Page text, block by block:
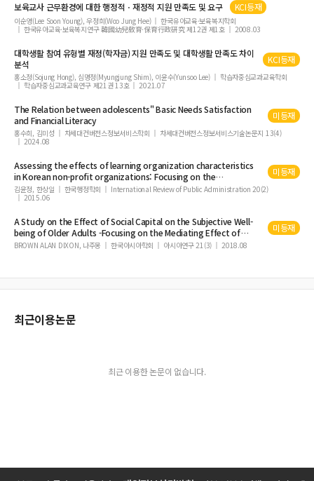
기업특성 및 사외이사 특징이 기업의 부정행위에 미치는 영향
GDP 연계채권과 환리스크 프리미엄
감사인 교체연도의 재무제표 비교가능성
라이브 커머스에서 정보와 왕홍 특성이 소비자의 구매의도에 미치는 영향
Does a Firm s IPO Affect Other Firms in the Same Conglomerate?
사회적 배제가 과시소비에 미치는 영향
중국 C2C 소셜커머스 플랫폼에서 판매자와 브랜드 신뢰가 지속적 구매의도에 미치
는 영향
Managerial Overconfidence and Firm Value
보육교사 근무환경에 대한 행정적ㆍ재정적 지원 만족도 및 요구 KCI등재
이순영(Lee Soon Young), 우정희(Woo Jung Hee)
한국유아교육·보육복지학회
한국유아교육·보육복지연구 韓國幼兒敎育·保育行政硏究 제12권 제1호
2008.03
대학생활 참여 유형별 재정(학자금) 지원 만족도 및 대학생활 만족도 차이
분석
KCI등재
홍소정(Sojung Hong), 심명정(Myungjung Shim), 이윤수(Yunsoo Lee)
학습자중심교과교육학회
학습자중심교과교육연구 제21권 13호
2021.07
The Relation between adolescents" Basic NeedsSatisfaction
andFinancialLiteracy 미등재
홍수희, 김미성 차세대컨버전스정보서비스학회
차세대컨버전스정보서비스기술논문지 13(4)
2024.08
Assessing the effects of learning organization characteristics
in Korean non-profit organizations: Focusing on the
association with perceivedfinancial performance and
employee
미등재
김윤정, 한상일 한국행정학회
International Review of Public Administration 20(2)
2015.06
A Study on the Effect of Social Capital on the Subjective Well-
being of Older Adults -Focusing on the Mediating Effect of
Financial Satisfaction-
미등재
BROWN ALAN DIXON, 나주몽 한국아시아학회 아시아연구 21(3) 2018.08
최근이용논문
최근 이용한 논문이 없습니다.